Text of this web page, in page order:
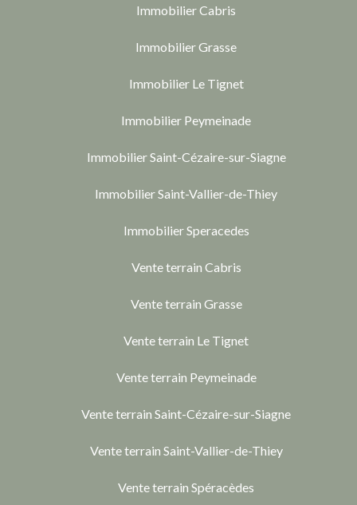
Immobilier Cabris
Immobilier Grasse
Immobilier Le Tignet
Immobilier Peymeinade
Immobilier Saint-Cézaire-sur-Siagne
Immobilier Saint-Vallier-de-Thiey
Immobilier Speracedes
Vente terrain Cabris
Vente terrain Grasse
Vente terrain Le Tignet
Vente terrain Peymeinade
Vente terrain Saint-Cézaire-sur-Siagne
Vente terrain Saint-Vallier-de-Thiey
Vente terrain Spéracèdes